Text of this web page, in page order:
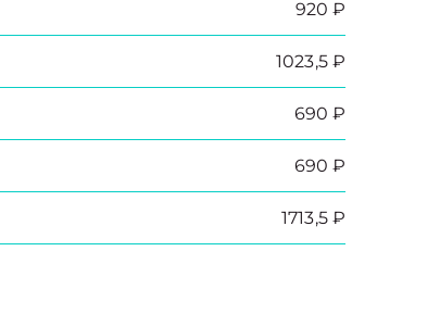
920 ₽
1023,5 ₽
690 ₽
690 ₽
1713,5 ₽